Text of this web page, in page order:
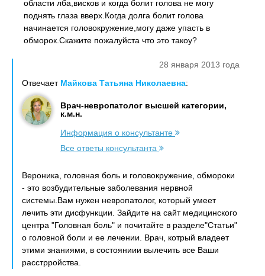
области лба,висков и когда болит голова не могу
поднять глаза вверх.Когда долга болит голова
начинается головокружение,могу даже упасть в
обморок.Скажите пожалуйста что это такоу?
28 января 2013 года
Отвечает Майкова Татьяна Николаевна:
Врач-невропатолог высшей категории,
к.м.н.
Информация о консультанте
Все ответы консультанта
Вероника, головная боль и головокружение, обмороки
- это возбудительные заболевания нервной
системы.Вам нужен невропатолог, который умеет
лечить эти дисфункции. Зайдите на сайт медицинского
центра "Головная боль" и почитайте в разделе"Статьи"
о головной боли и ее лечении. Врач, котрый владеет
этими знаниями, в состояниии вылечить все Ваши
расстрройства.